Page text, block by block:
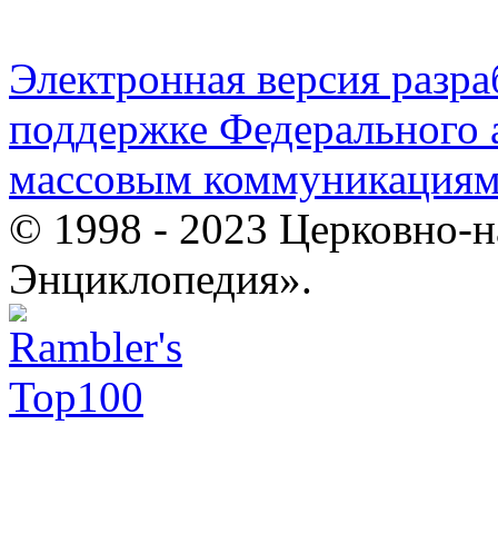
Электронная версия
поддержке Федерального
массовым
© 1998 - 2023 Церковно-
Энциклопедия».